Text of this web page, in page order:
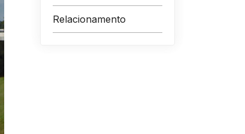
Relacionamento